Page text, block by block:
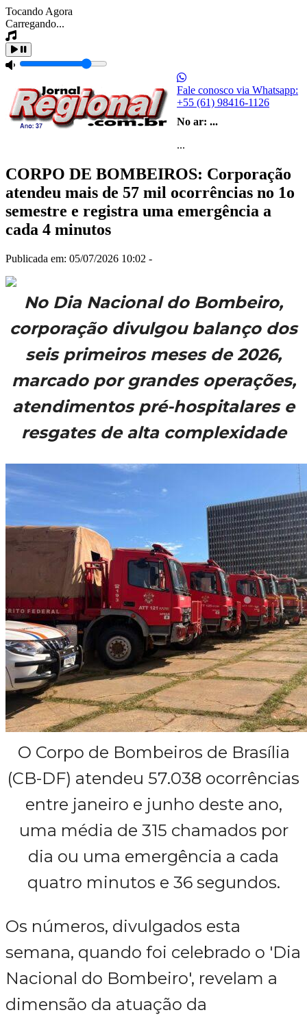
Tocando Agora
Carregando...
Fale conosco via Whatsapp:
+55 (61) 98416-1126
No ar: ...
...
CORPO DE BOMBEIROS: Corporação
atendeu mais de 57 mil ocorrências no 1o
semestre e registra uma emergência a
cada 4 minutos
Publicada em: 05/07/2026 10:02 -
No Dia Nacional do Bombeiro,
corporação divulgou balanço dos
seis primeiros meses de 2026,
marcado por grandes operações,
atendimentos pré-hospitalares e
resgates de alta complexidade
O Corpo de Bombeiros de Brasília
(CB-DF) atendeu 57.038 ocorrências
entre janeiro e junho deste ano,
uma média de 315 chamados por
dia ou uma emergência a cada
quatro minutos e 36 segundos.
Os números, divulgados esta
semana, quando foi celebrado o 'Dia
Nacional do Bombeiro', revelam a
dimensão da atuação da